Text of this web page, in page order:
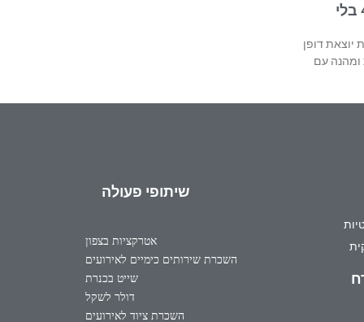
שף בשרים עד הבית (גם לקומה 4 בלי
יוצאת דופן
ומהנה עם
שיתופי פעולה
אטרקציות בצפון
השכרת שירותים כימיים לאירועים
שייט בכנרת
דולר לשקל
השכרת ציוד לאירועים